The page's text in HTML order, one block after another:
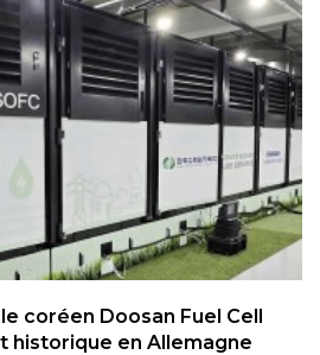
coréen Doosan Fuel Cell
historique en Allemagne